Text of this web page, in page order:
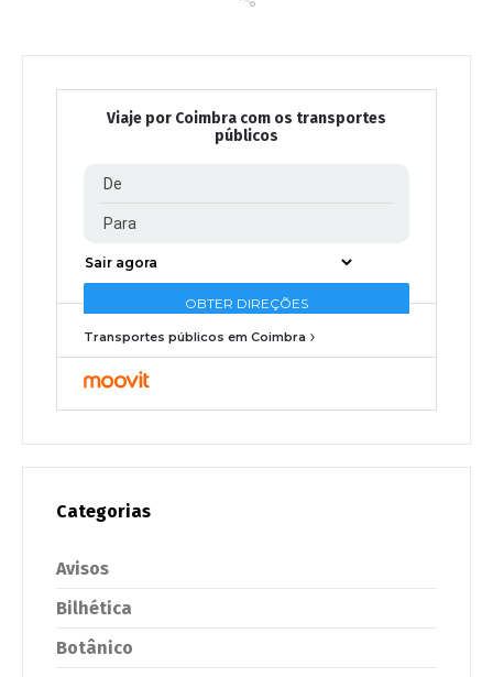
Viaje por Coimbra com os transportes
públicos
Transportes públicos em Coimbra
Categorias
Avisos
Bilhética
Botânico